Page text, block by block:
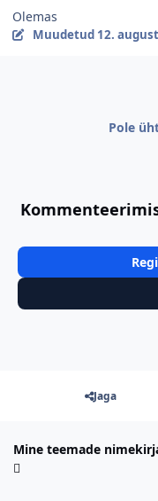
Olemas
Muudetud 12.
Pole
Jaga
Mine teemade